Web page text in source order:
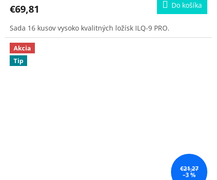
€69,81 Do košíka
Sada 16 kusov vysoko kvalitných ložísk ILQ-9 PRO.
Akcia
Tip
€21,27
–3 %